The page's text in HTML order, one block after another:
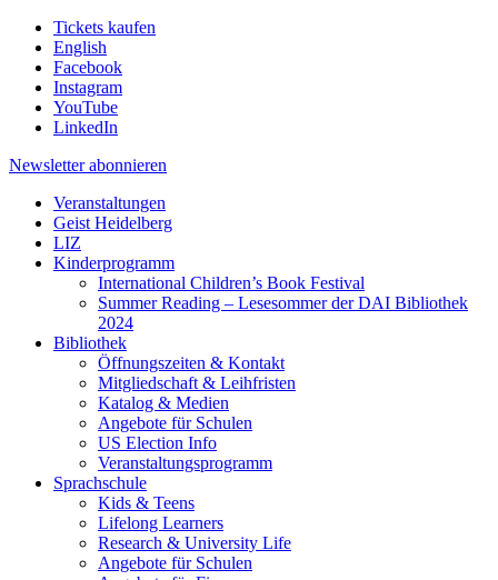
Tickets kaufen
English
Facebook
Instagram
YouTube
LinkedIn
Newsletter abonnieren
Veranstaltungen
Geist Heidelberg
LIZ
Kinderprogramm
International Children’s Book Festival
Summer Reading – Lesesommer der DAI Bibliothek
2024
Bibliothek
Öffnungszeiten & Kontakt
Mitgliedschaft & Leihfristen
Katalog & Medien
Angebote für Schulen
US Election Info
Veranstaltungsprogramm
Sprachschule
Kids & Teens
Lifelong Learners
Research & University Life
Angebote für Schulen